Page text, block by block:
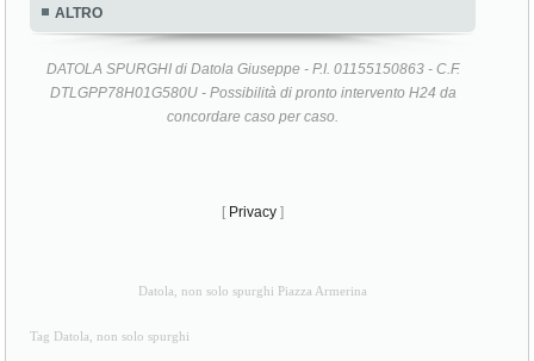
ALTRO
DATOLA SPURGHI di Datola Giuseppe - P.I. 01155150863 - C.F.
DTLGPP78H01G580U - Possibilità di pronto intervento H24 da
concordare caso per caso.
[ Privacy ]
Datola, non solo spurghi Piazza Armerina
Tag Datola, non solo spurghi